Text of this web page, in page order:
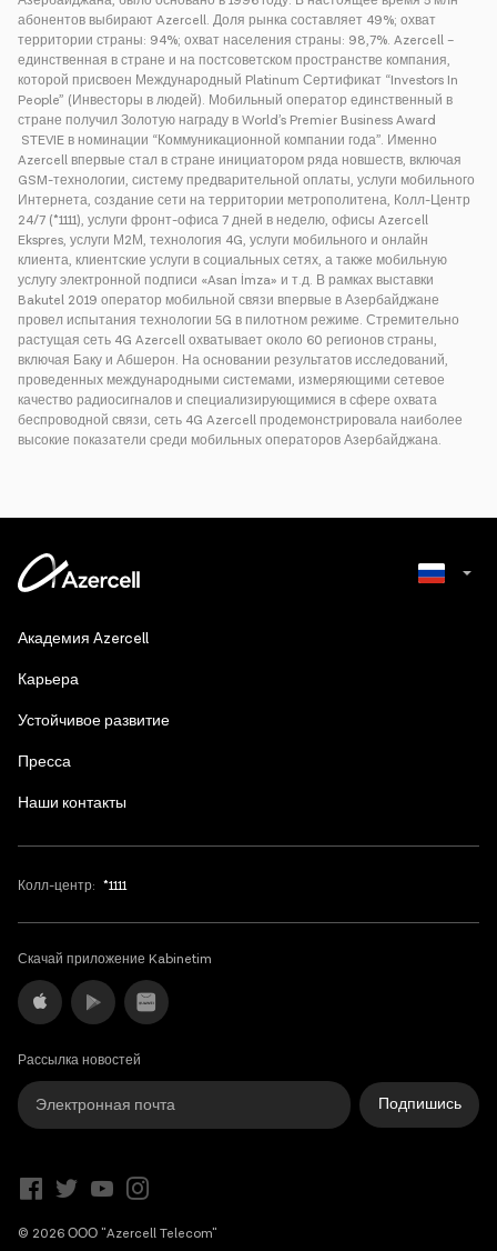
абонентов выбирают Azercell. Доля рынка составляет 49%; охват
территории страны: 94%; охват населения страны: 98,7%. Azercell –
единственная в стране и на постсоветском пространстве компания,
которой присвоен Международный Platinum Сертификат “Investors In
People” (Инвесторы в людей). Мобильный оператор единственный в
стране получил Золотую награду в World’s Premier Business Award
STEVIE в номинации “Коммуникационной компании года”. Именно
Azercell впервые стал в стране инициатором ряда новшеств, включая
GSM-технологии, систему предварительной оплаты, услуги мобильного
Интернета, создание сети на территории метрополитена, Колл-Центр
24/7 (*1111), услуги фронт-офиса 7 дней в неделю, офисы Azercell
Ekspres, услуги М2М, технология 4G, услуги мобильного и онлайн
клиента, клиентские услуги в социальных сетях, а также мобильную
услугу электронной подписи «Asan İmza» и т.д. В рамках выставки
Bakutel 2019 оператор мобильной связи впервые в Азербайджане
провел испытания технологии 5G в пилотном режиме. Стремительно
растущая сеть 4G Azercell охватывает около 60 регионов страны,
включая Баку и Абшерон. На основании результатов исследований,
проведенных международными системами, измеряющими сетевое
качество радиосигналов и специализирующимися в сфере охвата
беспроводной связи, сеть 4G Azercell продемонстрировала наиболее
высокие показатели среди мобильных операторов Азербайджана.
Академия Azercell
Карьера
Устойчивое развитие
Пресса
Наши контакты
Колл-центр: *1111
Скачай приложение Kabinetim
Рассылка новостей
Подпишись
© 2026 ООО "Azercell Telecom"